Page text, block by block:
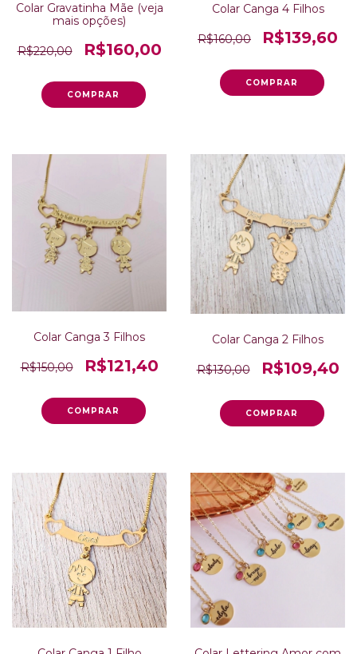
Colar Gravatinha Mãe (veja
mais opções)
R$220,00 R$160,00
COMPRAR
Colar Canga 4 Filhos
R$160,00 R$139,60
Colar Canga 3 Filhos
R$150,00 R$121,40
Colar Canga 2 Filhos
R$130,00 R$109,40